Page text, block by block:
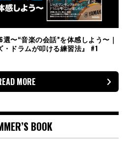
〜“音楽の会話”を体感しよう〜｜
ドラムが叩ける練習法』 #1
MORE
BOOK